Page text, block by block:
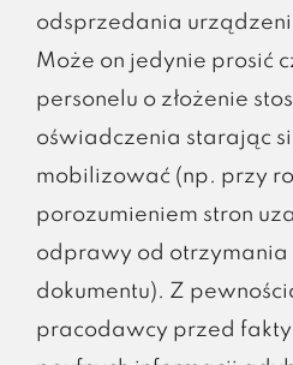
odsprzedania
Może on jedynie prosić
personelu o złożenie
oświadczenia starając
mobilizować (np. przy
porozumieniem stron
odprawy od otrzymania
dokumentu). Z
pracodawcy przed